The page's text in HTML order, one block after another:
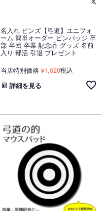
名入れ ピンズ【弓道】ユニフォ
ーム 簡単オーダー ピンバッジ 卒
部 卒団 卒業 記念品 グッズ 名前
入り 部活 引退 プレゼント
当店特別価格 ¥1,020税込
詳細を見る